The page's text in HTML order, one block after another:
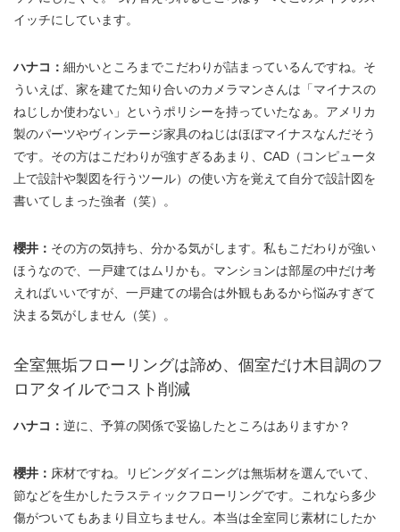
イッチにしています。
ハナコ： 細かいところまでこだわりが詰まっているんですね。そ
ういえば、家を建てた知り合いのカメラマンさんは「マイナスの
ねじしか使わない」というポリシーを持っていたなぁ。アメリカ
製のパーツやヴィンテージ家具のねじはほぼマイナスなんだそう
です。その方はこだわりが強すぎるあまり、CAD（コンピュータ
上で設計や製図を行うツール）の使い方を覚えて自分で設計図を
書いてしまった強者（笑）。
櫻井： その方の気持ち、分かる気がします。私もこだわりが強い
ほうなので、一戸建てはムリかも。マンションは部屋の中だけ考
えればいいですが、一戸建ての場合は外観もあるから悩みすぎて
決まる気がしません（笑）。
全室無垢フローリングは諦め、個室だけ木目調のフ
ロアタイルでコスト削減
ハナコ： 逆に、予算の関係で妥協したところはありますか？
櫻井： 床材ですね。リビングダイニングは無垢材を選んでいて、
節などを生かしたラスティックフローリングです。これなら多少
傷がついてもあまり目立ちません。本当は全室同じ素材にしたか